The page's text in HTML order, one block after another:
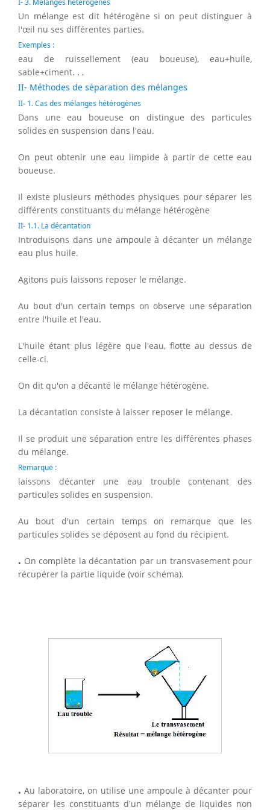
Un mélange est dit hétérogène si on peut distinguer à
l'œil nu ses différentes parties.
Exemples :
eau de ruissellement (eau boueuse), eau+huile,
sable+ciment…
…
II- Méthodes de séparation des mélanges
II- 1. Cas des mélanges hétérogènes
Dans une eau boueuse on distingue des particules
solides en suspension dans l'eau.
On peut obtenir une eau limpide à partir de cette eau
boueuse.
Il existe plusieurs méthodes physiques pour séparer les
différents constituants du mélange hétérogène
II- 1.1. La décantation
Introduisons dans une ampoule à décanter un mélange
eau plus huile.
Agitons puis laissons reposer le mélange.
Au bout d'un certain temps on observe une séparation
entre l'huile et l'eau.
L'huile étant plus légère que l'eau, flotte au dessus de
celle-ci.
On dit qu'on a décanté le mélange hétérogène.
La décantation consiste à laisser reposer le mélange.
Il se produit une séparation entre les différentes phases
du mélange.
Remarque :
laissons décanter une eau trouble contenant des
particules solides en suspension.
Au bout d'un certain temps on remarque que les
particules solides se déposent au fond du récipient.
⋅⋅ On complète la décantation par un transvasement pour
récupérer la partie liquide (voir schéma).
⋅⋅ Au laboratoire, on utilise une ampoule à décanter pour
séparer les constituants d'un mélange de liquides non